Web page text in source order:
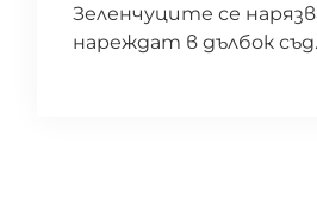
Зеленчуците се
нареждат в дълбок